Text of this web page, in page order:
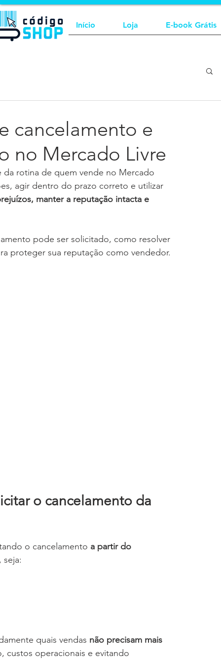
Início Loja E-book Grátis
cancelamento e
no Mercado Livre
da rotina de quem vende no Mercado
agir dentro do prazo correto e utilizar
manter a reputação intacta e
pode ser solicitado, como resolver
proteger sua reputação como vendedor.
o cancelamento da
o cancelamento a partir do
seja:
quais vendas não precisam mais
custos operacionais e evitando